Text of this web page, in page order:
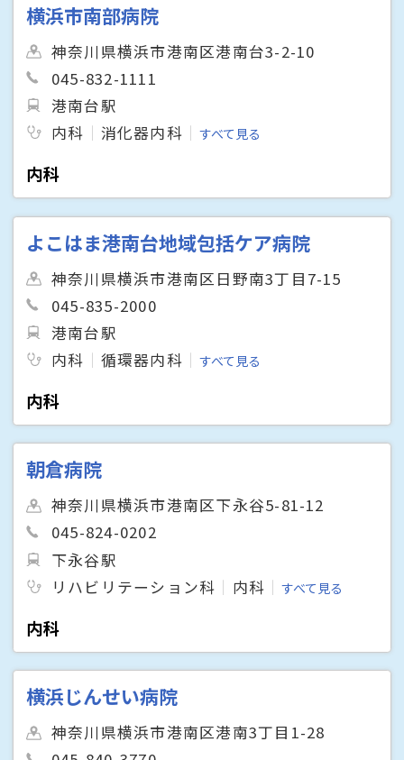
横浜市南部病院
神奈川県横浜市港南区港南台3-2-10
045-832-1111
港南台駅
内科
消化器内科 すべて見る
内科
よこはま港南台地域包括ケア病院
神奈川県横浜市港南区日野南3丁目7-15
045-835-2000
港南台駅
内科
循環器内科 すべて見る
内科
朝倉病院
神奈川県横浜市港南区下永谷5-81-12
045-824-0202
下永谷駅
リハビリテーション科
内科 すべて見る
内科
横浜じんせい病院
神奈川県横浜市港南区港南3丁目1-28